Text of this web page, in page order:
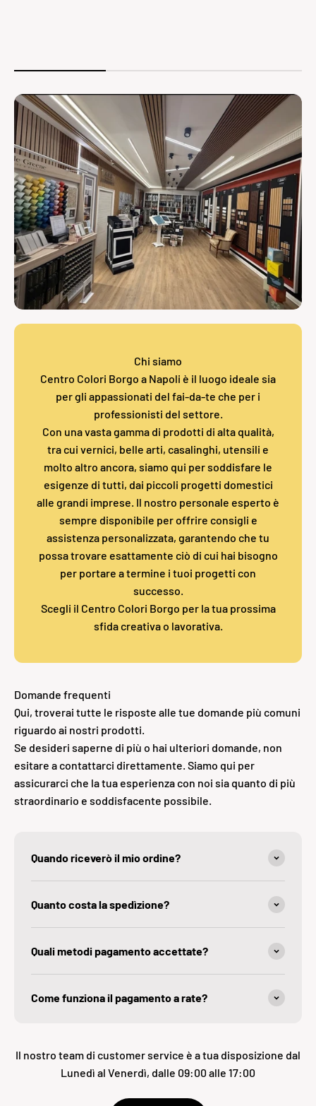
Chi siamo
Centro Colori Borgo a Napoli è il luogo ideale sia
per gli appassionati del fai-da-te che per i
professionisti del settore.
Con una vasta gamma di prodotti di alta qualità,
tra cui vernici, belle arti, casalinghi, utensili e
molto altro ancora, siamo qui per soddisfare le
esigenze di tutti, dai piccoli progetti domestici
alle grandi imprese. Il nostro personale esperto è
sempre disponibile per offrire consigli e
assistenza personalizzata, garantendo che tu
possa trovare esattamente ciò di cui hai bisogno
per portare a termine i tuoi progetti con
successo.
Scegli il Centro Colori Borgo per la tua prossima
sfida creativa o lavorativa.
Domande frequenti
Qui, troverai tutte le risposte alle tue domande più comuni
riguardo ai nostri prodotti.
Se desideri saperne di più o hai ulteriori domande, non
esitare a contattarci direttamente. Siamo qui per
assicurarci che la tua esperienza con noi sia quanto di più
straordinario e soddisfacente possibile.
Quando riceverò il mio ordine?
Quanto costa la spedìzione?
Quali metodi pagamento accettate?
Come funziona il pagamento a rate?
Il nostro team di customer service è a tua disposizione dal
Lunedì al Venerdì, dalle 09:00 alle 17:00